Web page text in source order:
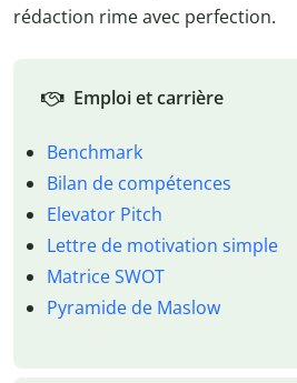
rédaction rime avec perfection.
Emploi et carrière
Benchmark
Bilan de compétences
Elevator Pitch
Lettre de motivation simple
Matrice SWOT
Pyramide de Maslow